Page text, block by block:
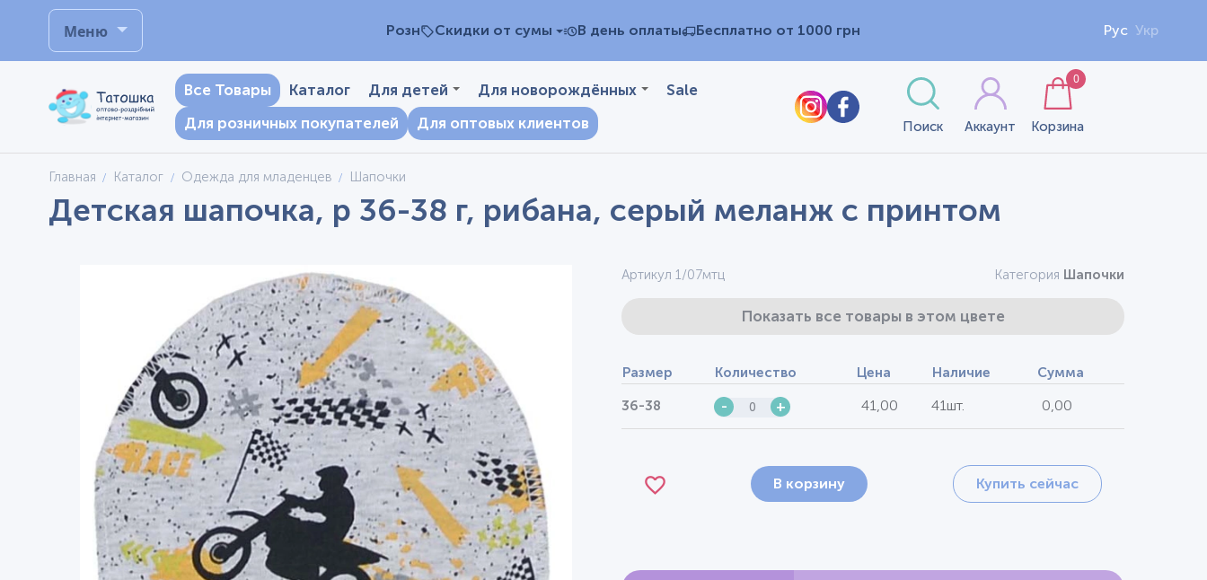
Меню Розн Скидки от сумы В день оплаты Бесплатно от 1000 грн Рус Укр
Все Товары Каталог Для детей Для новорождённых
Sale
Для розничных покупателей
Для оптовых клиентов Поиск Аккаунт Корзина
0
Главная Каталог Одежда для младенцев Шапочки
Детская шапочка, р 36-38 г, рибана, серый меланж с принтом
Артикул 1/07мтц Категория Шапочки
Показать все товары в этом цвете
Размер Количество Цена Наличие Сумма
36-38 - + 41,00 41шт. 0,00
В корзину Купить сейчас